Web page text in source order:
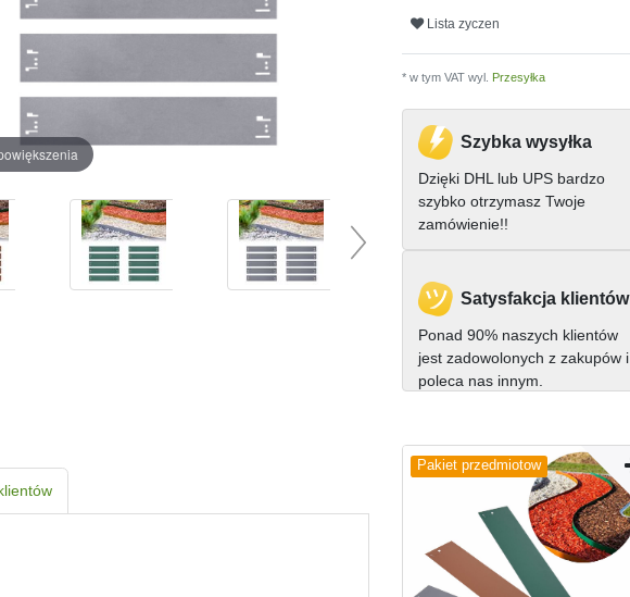
Lista zyczen
* w tym VAT wyl. Przesyłka
Szybka wysyłka
Dzięki DHL lub UPS bardzo
szybko otrzymasz Twoje
zamówienie!!
Satysfakcja klientów
Ponad 90% naszych klientów
jest zadowolonych z zakupów i
poleca nas innym.
Pakiet przedmiotow